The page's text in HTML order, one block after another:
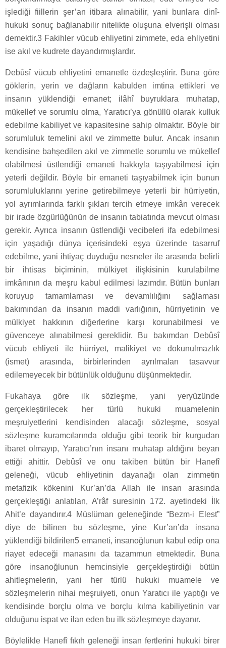
işlediği fiillerin şer’an itibara alınabilir, yani bunlara dinî-
hukuki sonuç bağlanabilir nitelikte oluşuna elverişli olması
demektir.3 Fakihler vücub ehliyetini zimmete, eda ehliyetini
ise akıl ve kudrete dayandırmışlardır.
Debûsî vücub ehliyetini emanetle özdeşleştirir. Buna göre
göklerin, yerin ve dağların kabulden imtina ettikleri ve
insanın yüklendiği emanet; ilâhî buyruklara muhatap,
mükellef ve sorumlu olma, Yaratıcı’ya gönüllü olarak kulluk
edebilme kabiliyet ve kapasitesine sahip olmaktır. Böyle bir
sorumluluk temelini akıl ve zimmette bulur. Ancak insanın
kendisine bahşedilen akıl ve zimmetle sorumlu ve mükellef
olabilmesi üstlendiği emaneti hakkıyla taşıyabilmesi için
yeterli değildir. Böyle bir emaneti taşıyabilmek için bunun
sorumluluklarını yerine getirebilmeye yeterli bir hürriyetin,
yol ayrımlarında farklı şıkları tercih etmeye imkân verecek
bir irade özgürlüğünün de insanın tabiatında mevcut olması
gerekir. Ayrıca insanın üstlendiği vecibeleri ifa edebilmesi
için yaşadığı dünya içerisindeki eşya üzerinde tasarruf
edebilme, yani ihtiyaç duyduğu nesneler ile arasında belirli
bir ihtisas biçiminin, mülkiyet ilişkisinin kurulabilme
imkânının da meşru kabul edilmesi lazımdır. Bütün bunları
koruyup tamamlaması ve devamlılığını sağlaması
bakımından da insanın maddi varlığının, hürriyetinin ve
mülkiyet hakkının diğerlerine karşı korunabilmesi ve
güvenceye alınabilmesi gereklidir. Bu bakımdan Debûsî
vücub ehliyeti ile hürriyet, malikiyet ve dokunulmazlık
(ismet) arasında, birbirlerinden ayrılmaları tasavvur
edilemeyecek bir bütünlük olduğunu düşünmektedir.
Fukahaya göre ilk sözleşme, yani yeryüzünde
gerçekleştirilecek her türlü hukuki muamelenin
meşruiyetlerini kendisinden alacağı sözleşme, sosyal
sözleşme kuramcılarında olduğu gibi teorik bir kurgudan
ibaret olmayıp, Yaratıcı’nın insanı muhatap aldığını beyan
ettiği ahittir. Debûsî ve onu takiben bütün bir Hanefî
geleneği, vücub ehliyetinin dayanağı olan zimmetin
metafizik kökenini Kur’an’da Allah ile insan arasında
gerçekleştiği anlatılan, A’râf suresinin 172. ayetindeki İlk
Ahit’e dayandırır.4 Müslüman geleneğinde “Bezm-i Elest”
diye de bilinen bu sözleşme, yine Kur’an’da insana
yüklendiği bildirilen5 emaneti, insanoğlunun kabul edip ona
riayet edeceği manasını da tazammun etmektedir. Buna
göre insanoğlunun hemcinsiyle gerçekleştirdiği bütün
ahitleşmelerin, yani her türlü hukuki muamele ve
sözleşmelerin nihai meşruiyeti, onun Yaratıcı ile yaptığı ve
kendisinde borçlu olma ve borçlu kılma kabiliyetinin var
olduğunu ispat ve ilan eden bu ilk sözleşmeye dayanır.
Böylelikle Hanefî fıkıh geleneği insan fertlerini hukuki birer